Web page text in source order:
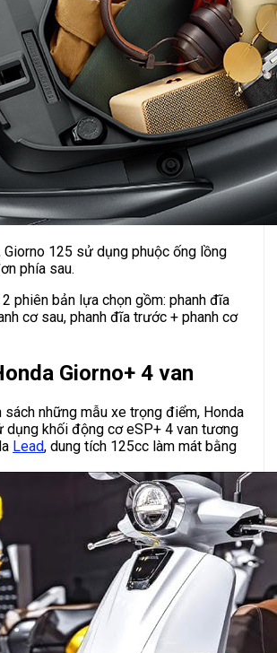
Giorno 125 sử dụng phuộc ống lồng
phía sau.
phiên bản lựa chọn gồm: phanh đĩa
cơ sau, phanh đĩa trước + phanh cơ
Giorno+ 4 van
sách những mẫu xe trọng điểm, Honda
dụng khối động cơ eSP+ 4 van tương
Lead, dung tích 125cc làm mát bằng